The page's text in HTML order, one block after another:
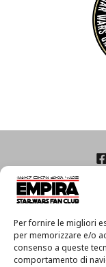
Per fornire le migliori
per memorizzare e/o
consenso a queste
comportamento di